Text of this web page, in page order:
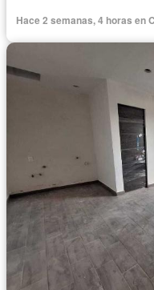
Hace 2 semanas, 4 horas en